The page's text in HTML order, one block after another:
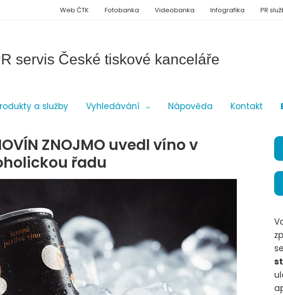
servis České tiskové kanceláře
a služby Vyhledávání Nápověda Kontakt
Web ČTK Fotobanka Videobanka Infografika PR
ZNOJMO uvedl víno v
řadu